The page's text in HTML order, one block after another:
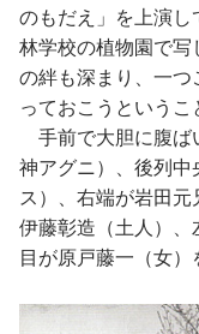
のもだえ」を上演し
林学校の植物園で写
の絆も深まり、一つ
っておこうというこ
手前で大胆に腹ば
神アグニ）、後列中
ス）、右端が岩田
伊藤彰造（土人）、
目が原戸藤一（女）